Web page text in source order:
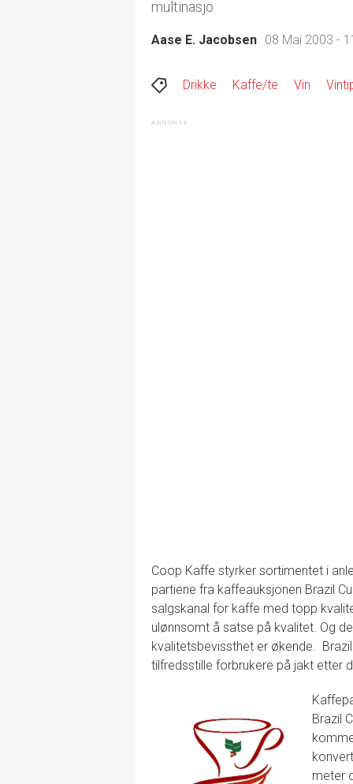
multinasjo
Aase E. Jacobsen 08 Mai 2003 -
Drikke Kaffe/te Vin
Coop Kaffe styrker sortimentet i
partiene fra kaffeauksjonen Brazil
salgskanal for kaffe med topp
ulønnsomt å satse på kvalitet. Og
kvalitetsbevissthet er økende.
tilfredsstille forbrukere på jakt etter
Brazil
meter